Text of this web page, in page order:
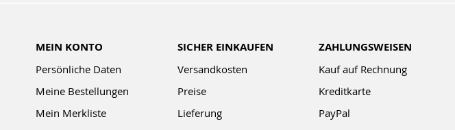
MEIN KONTO
Persönliche Daten
Meine Bestellungen
Mein Merkliste
SICHER EINKAUFEN
Versandkosten
Preise
Lieferung
ZAHLUNGSWEISEN
Kauf auf Rechnung
Kreditkarte
PayPal